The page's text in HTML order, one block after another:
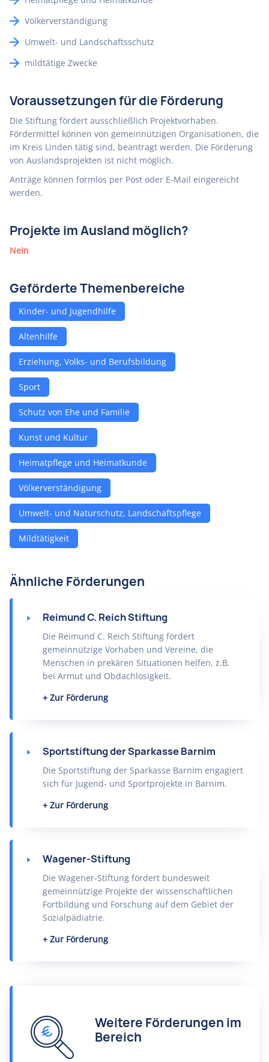
Völkerverständigung
Umwelt- und Landschaftsschutz
mildtätige Zwecke
Voraussetzungen für die Förderung
Die Stiftung fördert ausschließlich Projektvorhaben.
Fördermittel können von gemeinnützigen Organisationen, die
im Kreis Linden tätig sind, beantragt werden. Die Förderung
von Auslandsprojekten ist nicht möglich.
Anträge können formlos per Post oder E-Mail eingereicht
werden.
Projekte im Ausland möglich?
Nein
Geförderte Themenbereiche
Kinder- und Jugendhilfe
Altenhilfe
Erziehung, Volks- und Berufsbildung
Sport
Schutz von Ehe und Familie
Kunst und Kultur
Heimatpflege und Heimatkunde
Völkerverständigung
Umwelt- und Naturschutz, Landschaftspflege
Mildtätigkeit
Ähnliche Förderungen
Reimund C. Reich Stiftung
Die Reimund C. Reich Stiftung fördert
gemeinnützige Vorhaben und Vereine, die
Menschen in prekären Situationen helfen, z.B.
bei Armut und Obdachlosigkeit.
Zur Förderung
Sportstiftung der Sparkasse Barnim
Die Sportstiftung der Sparkasse Barnim engagiert
sich für Jugend- und Sportprojekte in Barnim.
Zur Förderung
Wagener-Stiftung
Die Wagener-Stiftung fördert bundesweit
gemeinnützige Projekte der wissenschaftlichen
Fortbildung und Forschung auf dem Gebiet der
Sozialpädiatrie.
Zur Förderung
Weitere Förderungen im
Bereich